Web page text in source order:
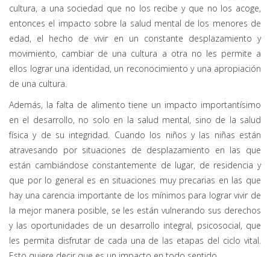
cultura, a una sociedad que no los recibe y que no los acoge,
entonces el impacto sobre la salud mental de los menores de
edad, el hecho de vivir en un constante desplazamiento y
movimiento, cambiar de una cultura a otra no les permite a
ellos lograr una identidad, un reconocimiento y una apropiación
de una cultura.
Además, la falta de alimento tiene un impacto importantísimo
en el desarrollo, no solo en la salud mental, sino de la salud
física y de su integridad. Cuando los niños y las niñas están
atravesando por situaciones de desplazamiento en las que
están cambiándose constantemente de lugar, de residencia y
que por lo general es en situaciones muy precarias en las que
hay una carencia importante de los mínimos para lograr vivir de
la mejor manera posible, se les están vulnerando sus derechos
y las oportunidades de un desarrollo integral, psicosocial, que
les permita disfrutar de cada una de las etapas del ciclo vital.